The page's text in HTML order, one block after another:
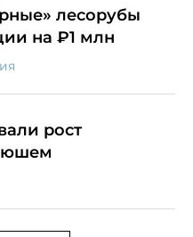
лесорубы
на ₽1 млн
рост